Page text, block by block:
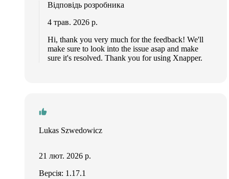
Відповідь розробника
4 трав. 2026 р.
Hi, thank you very much for the feedback! We'll
make sure to look into the issue asap and make
sure it's resolved. Thank you for using Xnapper.
Lukas Szwedowicz
21 лют. 2026 р.
Версія: 1.17.1